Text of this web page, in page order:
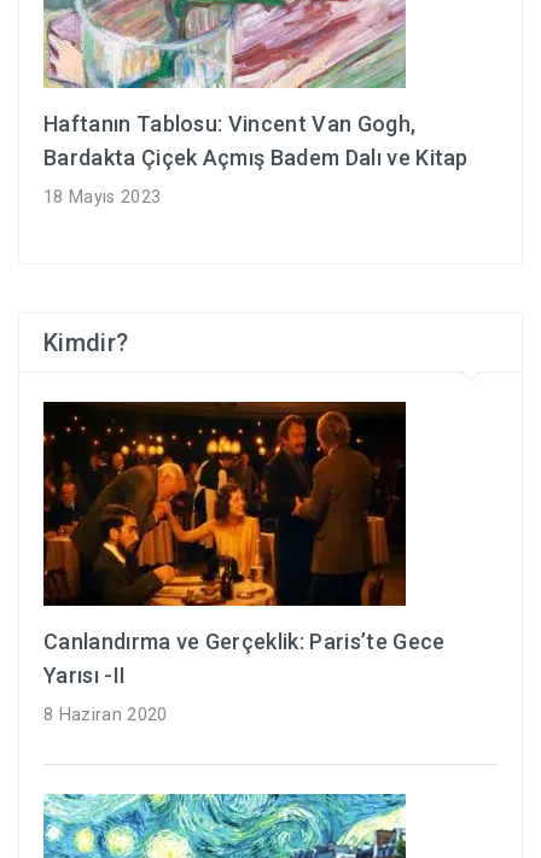
Haftanın Tablosu: Vincent Van Gogh,
Bardakta Çiçek Açmış Badem Dalı ve Kitap
18 Mayıs 2023
Kimdir?
Canlandırma ve Gerçeklik: Paris’te Gece
Yarısı -II
8 Haziran 2020